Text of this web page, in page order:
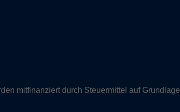
mitfinanziert durch Steuermittel auf